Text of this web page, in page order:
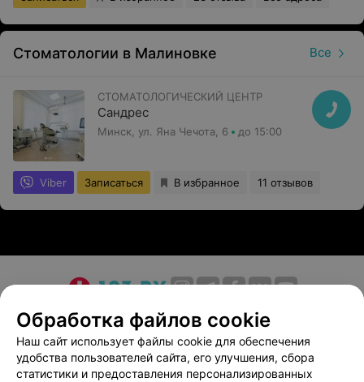
Стоматологии в Малиновке Все
СТОМАТОЛОГИЧЕСКИЙ ЦЕНТР
Сандрес
Минск, ул. Яна Чечота, 6 до 15:00
Viber Записаться В избранное 11 отзывов
О проекте Новости проекта
Размещение рекламы
Медицинский маркетинг
Публичный договор
Пользовательское соглашение
Способы оплаты
Обработка файлов cookie
Наш сайт использует файлы cookie для обеспечения
удобства пользователей сайта, его улучшения, сбора
статистики и предоставления персонализированных